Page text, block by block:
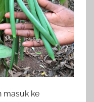
masuk ke